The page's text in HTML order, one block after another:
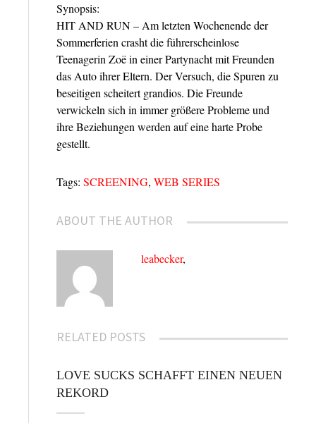
Synopsis:
HIT AND RUN – Am letzten Wochenende der
Sommerferien crasht die führerscheinlose
Teenagerin Zoë in einer Partynacht mit Freunden
das Auto ihrer Eltern. Der Versuch, die Spuren zu
beseitigen scheitert grandios. Die Freunde
verwickeln sich in immer größere Probleme und
ihre Beziehungen werden auf eine harte Probe
gestellt.
Tags: SCREENING, WEB SERIES
ABOUT THE AUTHOR
leabecker,
RELATED POSTS
LOVE SUCKS SCHAFFT EINEN NEUEN
REKORD